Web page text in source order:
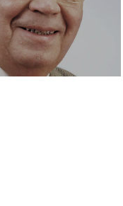
so einfach zu
man etwas mehr
an den
galt: Wes Brot
Die